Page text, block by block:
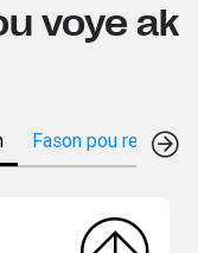
voye ak
Fason pou resevwa